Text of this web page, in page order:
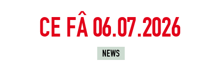
CE FÂ 06.07.2026
NEWS